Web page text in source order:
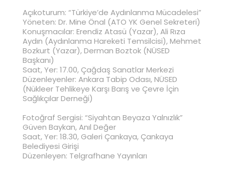
Açıkoturum: “Türkiye’de Aydınlanma Mücadelesi”
Yöneten: Dr. Mine Önal (ATO YK Genel Sekreteri)
Konuşmacılar: Erendiz Atasü (Yazar), Ali Rıza
Aydın (Aydınlanma Hareketi Temsilcisi), Mehmet
Bozkurt (Yazar), Derman Boztok (NÜSED
Başkanı)
Saat, Yer: 17.00, Çağdaş Sanatlar Merkezi
Düzenleyenler: Ankara Tabip Odası, NÜSED
(Nükleer Tehlikeye Karşı Barış ve Çevre İçin
Sağlıkçılar Derneği)
Fotoğraf Sergisi: “Siyahtan Beyaza Yalnızlık”
Güven Baykan, Anıl Değer
Saat, Yer: 18.30, Galeri Çankaya, Çankaya
Belediyesi Girişi
Düzenleyen: Telgrafhane Yayınları